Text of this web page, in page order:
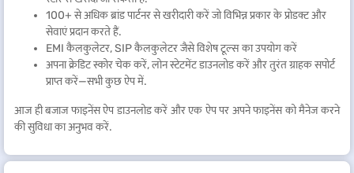
100+ से अधिक ब्रांड पार्टनर से खरीदारी करें जो विभिन्न प्रकार के प्रोडक्ट और
सेवाएं प्रदान करते हैं.
EMI कैलकुलेटर, SIP कैलकुलेटर जैसे विशेष टूल्स का उपयोग करें
अपना क्रेडिट स्कोर चेक करें, लोन स्टेटमेंट डाउनलोड करें और तुरंत ग्राहक सपोर्ट
प्राप्त करें—सभी कुछ ऐप में.
आज ही बजाज फाइनेंस ऐप डाउनलोड करें और एक ऐप पर अपने फाइनेंस को मैनेज करने
की सुविधा का अनुभव करें.